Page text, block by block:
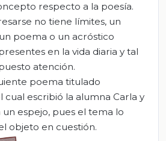
respecto a la poesía.
no tiene límites, un
poema o un acróstico
en la vida diaria y tal
atención.
poema titulado
cual escribió la alumna Carla y
un espejo, pues el tema lo
objeto en cuestión.